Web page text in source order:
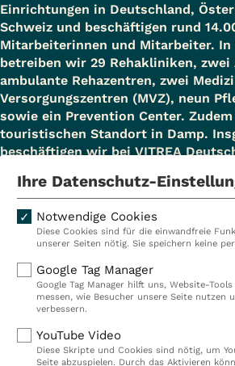
Einrichtungen in Deutschland,
Schweiz und beschäftigen rund
Mitarbeiterinnen und Mitarbeiter. In
betreiben wir 29 Rehakliniken,
ambulante Rehazentren, zwei
Versorgungszentren (MVZ), neun
sowie ein Prevention Center.
touristischen Standort in Damp.
beschäftigen wir bei VITREA
Kliniken
Reha
Prävention
VITREA Deutschland
Ihre Datenschutz-
Notwendige Cookies
Diese Cookies sind für die einwandfreie
unserer Seiten nötig. Sie speichern keine
Google Tag Manager
Google Tag Manager hilft uns, Website-
messen, wie Besucher unsere Seite nutzen
verbessern.
YouTube Video
Diese Skripte und Cookies sind nötig, um
Seite abzuspielen. Durch das Aktivieren